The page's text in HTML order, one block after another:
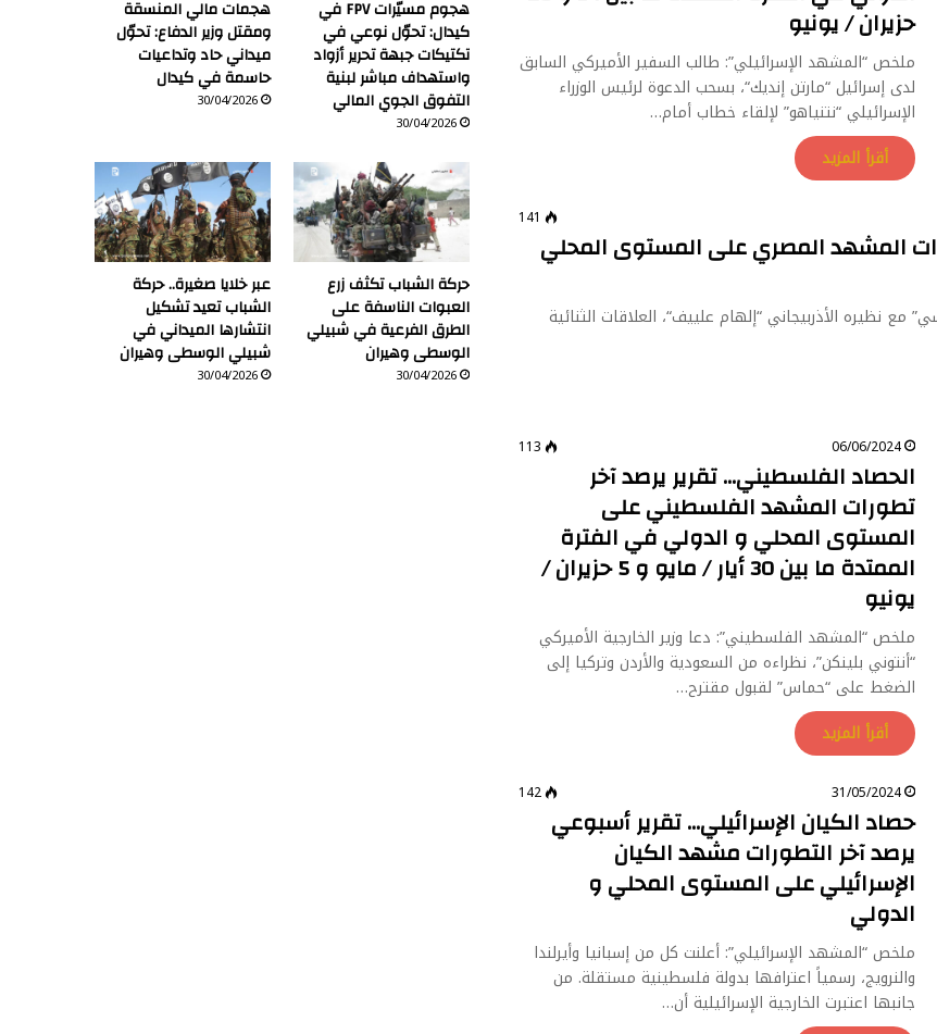
حزيران / يونيو
ملخص “المشهد الإسرائيلي”: طالب السفير الأميركي السابق
لدى إسرائيل “مارتن إنديك“، بسحب الدعوة لرئيس الوزراء
الإسرائيلي “نتنياهو” لإلقاء خطاب أمام…
أقرأ المزيد
141
المشهد المصري على المستوى المحلي
نظيره الأذربيجاني “إلهام علييف“، العلاقات الثنائية
06/06/2024
113
الحصاد الفلسطيني… تقرير يرصد آخر
تطورات المشهد الفلسطيني على
المستوى المحلي و الدولي في الفترة
الممتدة ما بين 30 أيار / مايو و 5 حزيران /
يونيو
ملخص “المشهد الفلسطيني”: دعا وزير الخارجية الأميركي
“أنتوني بلينكن”، نظراءه من السعودية والأردن وتركيا إلى
الضغط على “حماس” لقبول مقترح…
أقرأ المزيد
31/05/2024
142
حصاد الكيان الإسرائيلي… تقرير أسبوعي
يرصد آخر التطورات مشهد الكيان
الإسرائيلي على المستوى المحلي و
الدولي
ملخص “المشهد الإسرائيلي”: أعلنت كل من إسبانيا وأيرلندا
والنرويج، رسمياً اعترافها بدولة فلسطينية مستقلة. من
جانبها اعتبرت الخارجية الإسرائيلية أن…
هجوم مسيّرات FPV في
كيدال: تحوّل نوعي في
تكتيكات جبهة تحرير أزواد
واستهداف مباشر لبنية
التفوق الجوي المالي
30/04/2026
هجمات مالي المنسقة
ومقتل وزير الدفاع: تحوّل
ميداني حاد وتداعيات
حاسمة في كيدال
30/04/2026
حركة الشباب تكثف زرع
العبوات الناسفة على
الطرق الفرعية في شبيلي
الوسطى وهيران
30/04/2026
عبر خلايا صغيرة.. حركة
الشباب تعيد تشكيل
انتشارها الميداني في
شبيلي الوسطى وهيران
30/04/2026